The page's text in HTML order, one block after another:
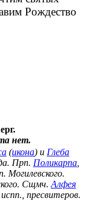
Рождество
нет.
(икона) и Глеба
Прп. Поликарпа
Могилевского.
Сщмч. Алфея
испп., пресвитеров.